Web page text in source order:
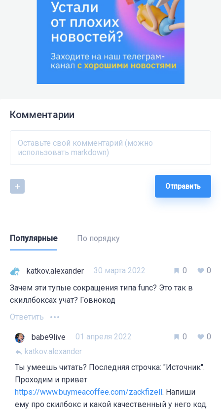
Комментарии
Отправить
Популярные По порядку
katkov.alexander 30 марта 2022 0
0
Зачем эти тупые сокращения типа func? Это так в
скиллбоксах учат? Говнокод
Ответить
babe9live
01 апреля 2022
katkov.alexander
0 0
Ты умеешь читать? Последняя строчка: "Источник".
Проходим и привет
https://www.buymeacoffee.com/zackfizell . Напиши
ему про скилбокс и какой качественный у него код.